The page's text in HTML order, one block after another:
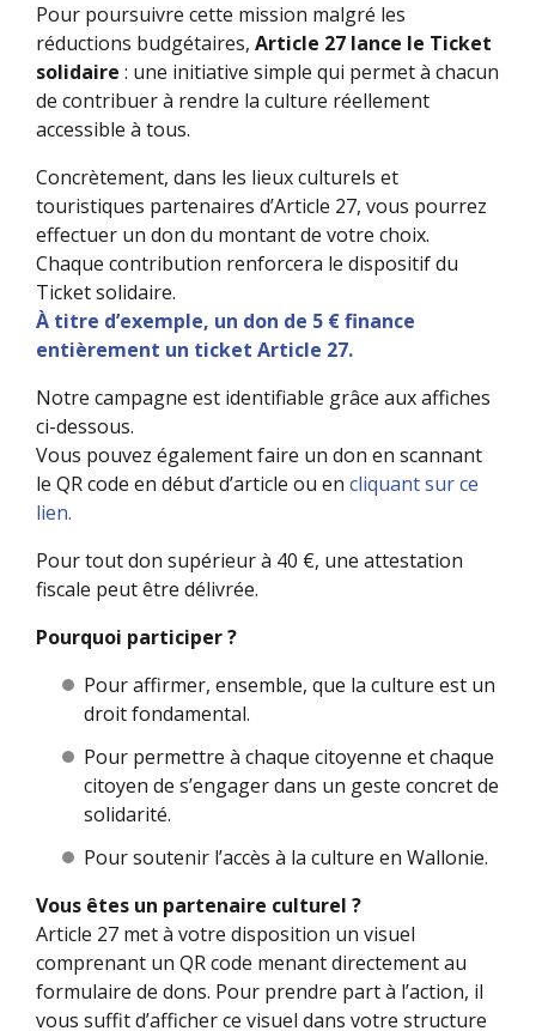
Pour poursuivre cette mission malgré les
réductions budgétaires, Article 27 lance le Ticket
solidaire : une initiative simple qui permet à chacun
de contribuer à rendre la culture réellement
accessible à tous.
Concrètement, dans les lieux culturels et
touristiques partenaires d’Article 27, vous pourrez
effectuer un don du montant de votre choix.
Chaque contribution renforcera le dispositif du
Ticket solidaire.
À titre d’exemple, un don de 5 € finance
entièrement un ticket Article 27.
Notre campagne est identifiable grâce aux affiches
ci-dessous.
Vous pouvez également faire un don en scannant
le QR code en début d’article ou en cliquant sur ce
lien.
Pour tout don supérieur à 40 €, une attestation
fiscale peut être délivrée.
Pourquoi participer ?
Pour affirmer, ensemble, que la culture est un
droit fondamental.
Pour permettre à chaque citoyenne et chaque
citoyen de s’engager dans un geste concret de
solidarité.
Pour soutenir l’accès à la culture en Wallonie.
Vous êtes un partenaire culturel ?
Article 27 met à votre disposition un visuel
comprenant un QR code menant directement au
formulaire de dons. Pour prendre part à l’action, il
vous suffit d’afficher ce visuel dans votre structure